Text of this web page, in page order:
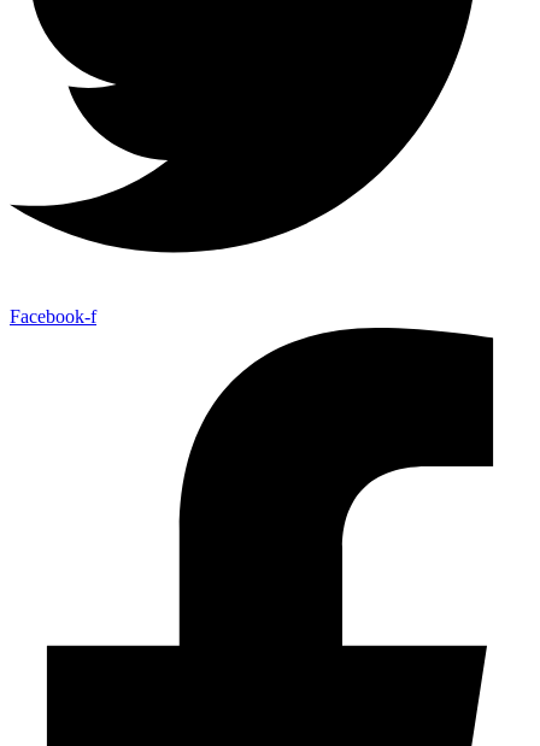
Facebook-f